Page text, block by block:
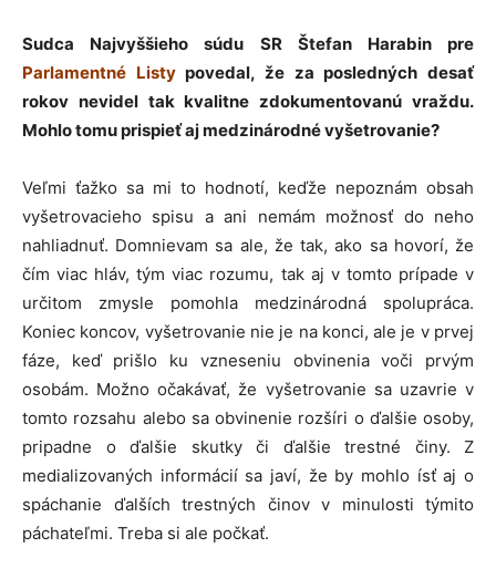
Sudca Najvyššieho súdu SR Štefan Harabin pre
Parlamentné Listypovedal, že za posledných desať
rokov nevidel tak kvalitne zdokumentovanú vraždu.
Mohlo tomu prispieť aj medzinárodné vyšetrovanie?
Veľmi ťažko sa mi to hodnotí, keďže nepoznám obsah
vyšetrovacieho spisu a ani nemám možnosť do neho
nahliadnuť. Domnievam sa ale, že tak, ako sa hovorí, že
čím viac hláv, tým viac rozumu, tak aj v tomto prípade v
určitom zmysle pomohla medzinárodná spolupráca.
Koniec koncov, vyšetrovanie nie je na konci, ale je v prvej
fáze, keď prišlo ku vzneseniu obvinenia voči prvým
osobám. Možno očakávať, že vyšetrovanie sa uzavrie v
tomto rozsahu alebo sa obvinenie rozšíri o ďalšie osoby,
pripadne o ďalšie skutky či ďalšie trestné činy. Z
medializovaných informácií sa javí, že by mohlo ísť aj o
spáchanie ďalších trestných činov v minulosti týmito
páchateľmi. Treba si ale počkať.